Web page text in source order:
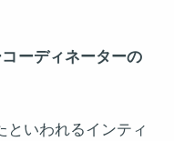
ーディネーターの
いわれるインティ